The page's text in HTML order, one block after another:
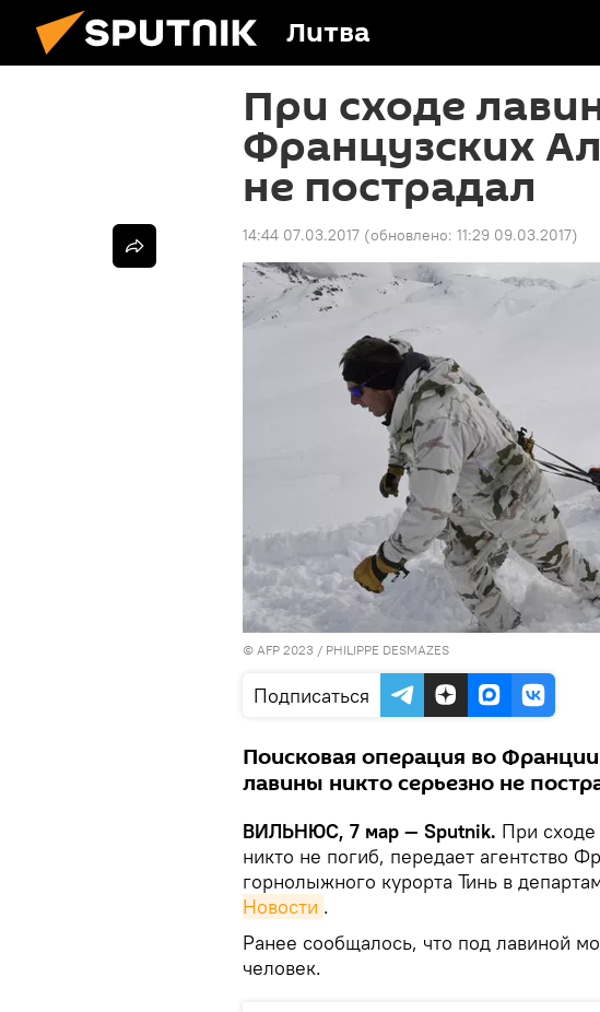
Литва
При сходе
Французских
не пострадал
14:44 07.03.2017 (обновлено: 11:29 09.03.2017)
© AFP 2023 / PHILIPPE DESMAZES
Подписаться
Поисковая операция во
лавины никто серьезно не
ВИЛЬНЮС, 7 мар — Sputnik. При
никто не погиб, передает агентство
горнолыжного курорта Тинь в
Новости .
Ранее сообщалось, что под лавиной
человек.